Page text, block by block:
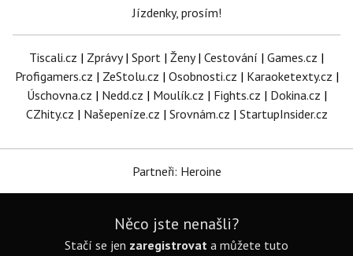
Jízdenky, prosím!
Tiscali.cz | Zprávy| Sport | Ženy| Cestování | Games.cz |
Profigamers.cz | ZeStolu.cz | Osobnosti.cz | Karaoketexty.cz |
Úschovna.cz | Nedd.cz | Moulík.cz | Fights.cz | Dokina.cz |
CZhity.cz | Našepeníze.cz | Srovnám.cz | StartupInsider.cz
Partneři: Heroine
Něco jste nenašli?
Stačí se jen zaregistrovat a můžete tuto